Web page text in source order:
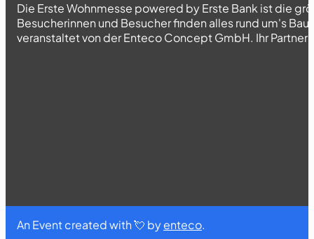
Die Erste Wohnmesse powered by Erste Bank ist die
Besucherinnen und Besucher finden alles rund um's
veranstaltet von der Enteco Concept GmbH. Ihr Partner
An Event created with 💘 byenteco.